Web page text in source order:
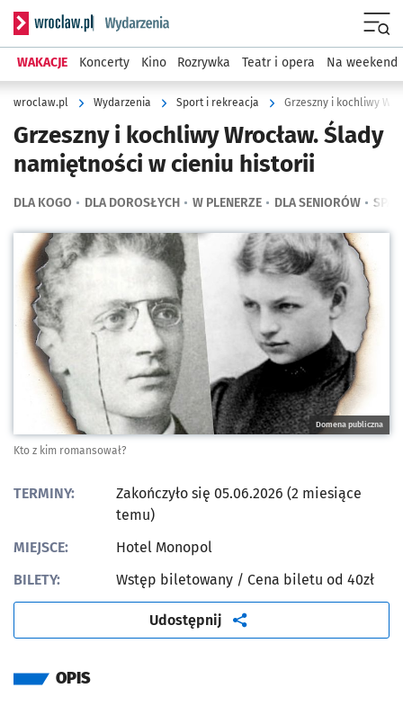
Serwis informacyjny wroclaw.pl podserwis: Wydarzenia
WAKACJE Koncerty Kino Rozrywka Teatr i opera Na weekend
wroclaw.pl Wydarzenia Sport i rekreacja Grzeszny i kochliwy
Grzeszny i kochliwy Wrocław. Ślady
namiętności w cieniu historii
DLA KOGO DLA DOROSŁYCH W PLENERZE DLA SENIORÓW
Kliknij, aby powiększyć
Domena publiczna
Kto z kim romansował?
TERMINY:
Zakończyło się 05.06.2026 (2 miesiące
temu)
MIEJSCE:
Hotel Monopol
BILETY:
Wstęp biletowany / Cena biletu od 40zł
Udostępnij artykuł
OPIS